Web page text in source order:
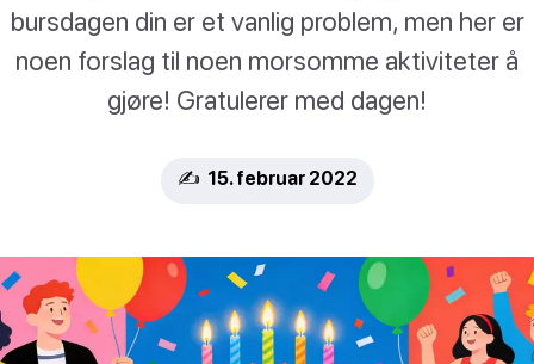
bursdagen din er et vanlig problem, men her er
noen forslag til noen morsomme aktiviteter å
gjøre! Gratulerer med dagen!
✍️ 15. februar 2022